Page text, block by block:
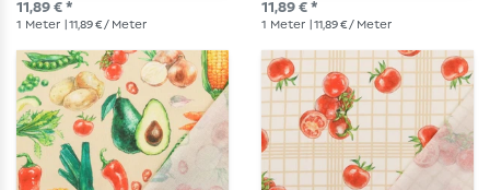
11,89 € *
1 Meter | 11,89 € / Meter
11,89 € *
1 Meter | 11,89 € / Meter